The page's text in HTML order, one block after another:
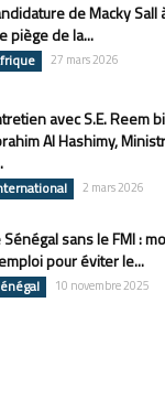
de Macky Sall
piège de la...
27 mars 2026
avec S.E. Reem
Al Hashimy,
2 mars 2026
Sénégal sans le FMI :
pour éviter le...
10 novembre 2025